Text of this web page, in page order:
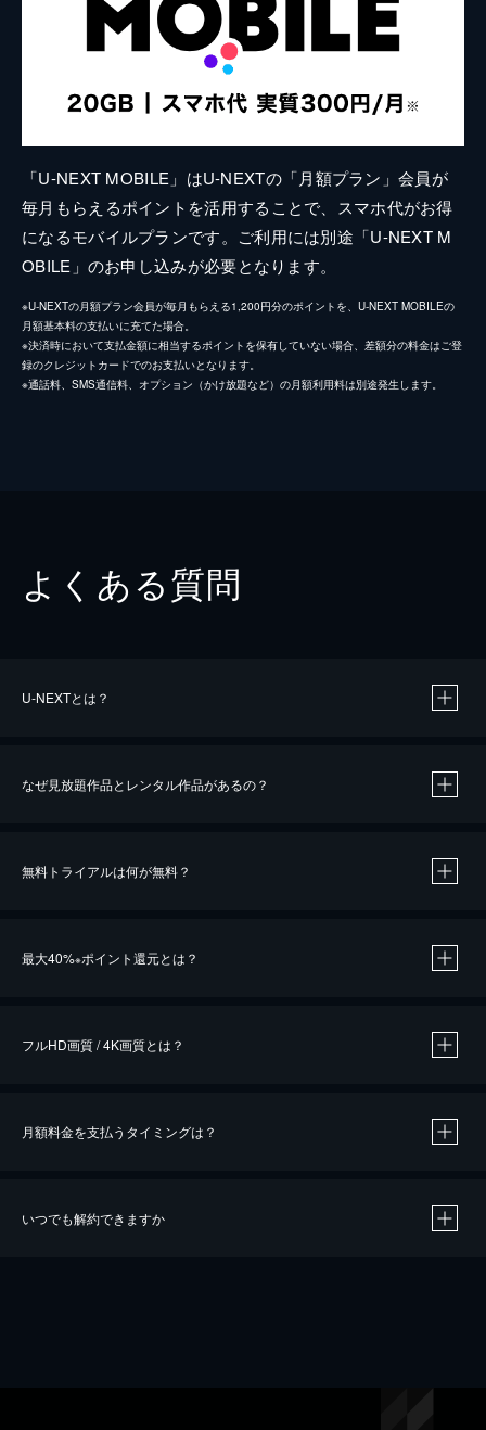
「U-NEXT MOBILE」はU-NEXTの「月額プラン」会員が
毎月もらえるポイントを活用することで、スマホ代がお得
になるモバイルプランです。ご利用には別途「U-NEXT M
OBILE」のお申し込みが必要となります。
※U-NEXTの月額プラン会員が毎月もらえる1,200円分のポイントを、U-NEXT MOBILEの
月額基本料の支払いに充てた場合。
※決済時において支払金額に相当するポイントを保有していない場合、差額分の料金はご登
録のクレジットカードでのお支払いとなります。
※通話料、SMS通信料、オプション（かけ放題など）の月額利用料は別途発生します。
よくある質問
U-NEXTとは？
なぜ見放題作品とレンタル作品があるの？
無料トライアルは何が無料？
最大40%※ポイント還元とは？
※40％ポイント還元の対象は、クレジットカード決済による作品の購入 / レンタルです。
iOSアプリのUコイン決済による作品の購入 / レンタルは、20％のポイント還元です。
フルHD画質 / 4K画質とは？
月額料金を支払うタイミングは？
いつでも解約できますか